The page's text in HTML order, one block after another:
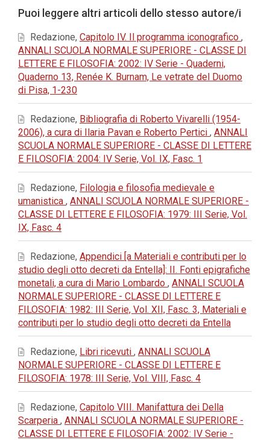
dell'articolo
Puoi leggere altri articoli dello stesso autore/i
Redazione, Capitolo IV. Il programma iconografico ,
ANNALI SCUOLA NORMALE SUPERIORE - CLASSE DI
LETTERE E FILOSOFIA: 2002: IV Serie - Quaderni,
Quaderno 13, Renée K. Burnam, Le vetrate del Duomo
di Pisa, 1-230
Redazione, Bibliografia di Roberto Vivarelli (1954-
2006), a cura di Ilaria Pavan e Roberto Pertici , ANNALI
SCUOLA NORMALE SUPERIORE - CLASSE DI LETTERE
E FILOSOFIA: 2004: IV Serie, Vol. IX, Fasc. 1
Redazione, Filologia e filosofia medievale e
umanistica , ANNALI SCUOLA NORMALE SUPERIORE -
CLASSE DI LETTERE E FILOSOFIA: 1979: III Serie, Vol.
IX, Fasc. 4
Redazione, Appendici [a Materiali e contributi per lo
studio degli otto decreti da Entella]: II. Fonti epigrafiche
monetali, a cura di Mario Lombardo , ANNALI SCUOLA
NORMALE SUPERIORE - CLASSE DI LETTERE E
FILOSOFIA: 1982: III Serie, Vol. XII, Fasc. 3, Materiali e
contributi per lo studio degli otto decreti da Entella
Redazione, Libri ricevuti , ANNALI SCUOLA
NORMALE SUPERIORE - CLASSE DI LETTERE E
FILOSOFIA: 1978: III Serie, Vol. VIII, Fasc. 4
Redazione, Capitolo VIII. Manifattura dei Della
Scarperia , ANNALI SCUOLA NORMALE SUPERIORE -
CLASSE DI LETTERE E FILOSOFIA: 2002: IV Serie -